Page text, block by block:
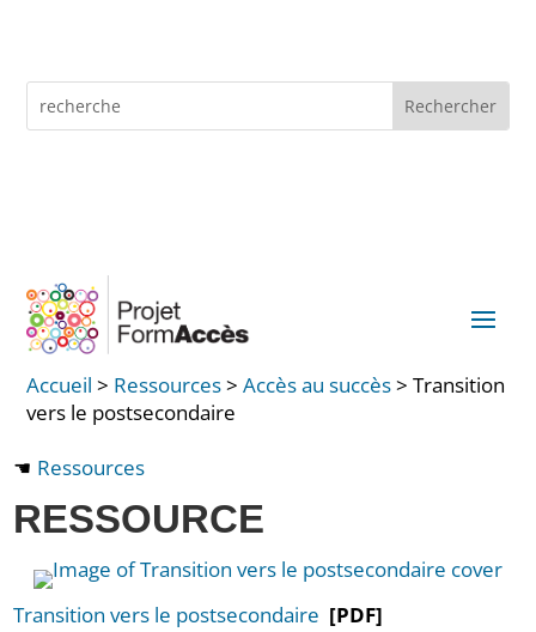
Rechercher :
Search
for...
Accueil > Ressources>Accès au succès>Transition
vers le postsecondaire
Ressources
RESSOURCE
Transition vers le postsecondaire [PDF]